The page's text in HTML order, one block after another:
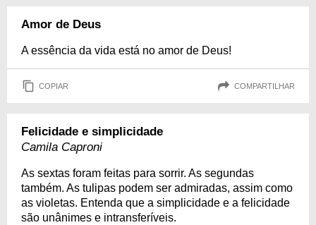
Amor de Deus
A essência da vida está no amor de Deus!
COPIAR COMPARTILHAR
Felicidade e simplicidade
Camila Caproni
As sextas foram feitas para sorrir. As segundas
também. As tulipas podem ser admiradas, assim como
as violetas. Entenda que a simplicidade e a felicidade
são unânimes e intransferíveis.